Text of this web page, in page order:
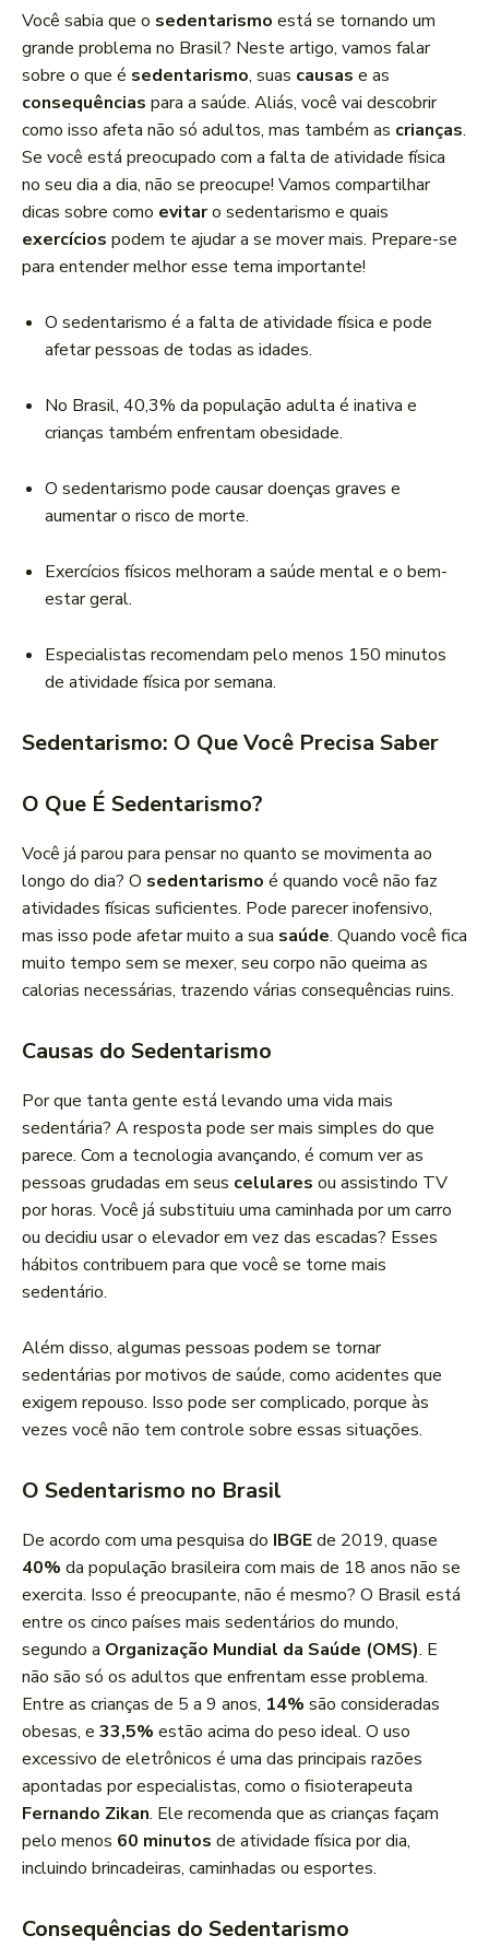
d
o
r
d
e
á
u
d
i
o
Você sabia que o sedentarismo está se tornando um
grande problema no Brasil? Neste artigo, vamos falar
sobre o que é sedentarismo, suas causas e as
consequências para a saúde. Aliás, você vai descobrir
como isso afeta não só adultos, mas também as crianças.
Se você está preocupado com a falta de atividade física
no seu dia a dia, não se preocupe! Vamos compartilhar
dicas sobre como evitaro sedentarismo e quais
exercícios podem te ajudar a se mover mais. Prepare-se
para entender melhor esse tema importante!
O sedentarismo é a falta de atividade física e pode
afetar pessoas de todas as idades.
No Brasil, 40,3% da população adulta é inativa e
crianças também enfrentam obesidade.
O sedentarismo pode causar doenças graves e
aumentar o risco de morte.
Exercícios físicos melhoram a saúde mental e o bem-
estar geral.
Especialistas recomendam pelo menos 150 minutos
de atividade física por semana.
Sedentarismo: O Que Você Precisa Saber
O Que É Sedentarismo?
Você já parou para pensar no quanto se movimenta ao
longo do dia? O sedentarismo é quando você não faz
atividades físicas suficientes. Pode parecer inofensivo,
mas isso pode afetar muito a sua saúde. Quando você fica
muito tempo sem se mexer, seu corpo não queima as
calorias necessárias, trazendo várias consequências ruins.
Causas do Sedentarismo
Por que tanta gente está levando uma vida mais
sedentária? A resposta pode ser mais simples do que
parece. Com a tecnologia avançando, é comum ver as
pessoas grudadas em seus celulares ou assistindo TV
por horas. Você já substituiu uma caminhada por um carro
ou decidiu usar o elevador em vez das escadas? Esses
hábitos contribuem para que você se torne mais
sedentário.
Além disso, algumas pessoas podem se tornar
sedentárias por motivos de saúde, como acidentes que
exigem repouso. Isso pode ser complicado, porque às
vezes você não tem controle sobre essas situações.
O Sedentarismo no Brasil
De acordo com uma pesquisa do IBGEde 2019, quase
40% da população brasileira com mais de 18 anos não se
exercita. Isso é preocupante, não é mesmo? O Brasil está
entre os cinco países mais sedentários do mundo,
segundo a Organização Mundial da Saúde (OMS). E
não são só os adultos que enfrentam esse problema.
Entre as crianças de 5 a 9 anos, 14% são consideradas
obesas, e 33,5% estão acima do peso ideal. O uso
excessivo de eletrônicos é uma das principais razões
apontadas por especialistas, como o fisioterapeuta
Fernando Zikan. Ele recomenda que as crianças façam
pelo menos 60 minutos de atividade física por dia,
incluindo brincadeiras, caminhadas ou esportes.
Consequências do Sedentarismo